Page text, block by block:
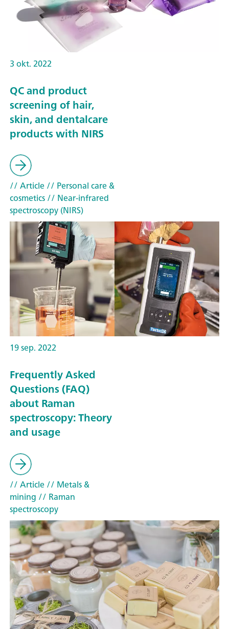
3 okt. 2022
QC and product
screening of hair,
skin, and dentalcare
products with NIRS
// Article// Personal care &
cosmetics// Near-infrared
spectroscopy (NIRS)
19 sep. 2022
Frequently Asked
Questions (FAQ)
about Raman
spectroscopy: Theory
and usage
// Article// Metals &
mining // Raman
spectroscopy